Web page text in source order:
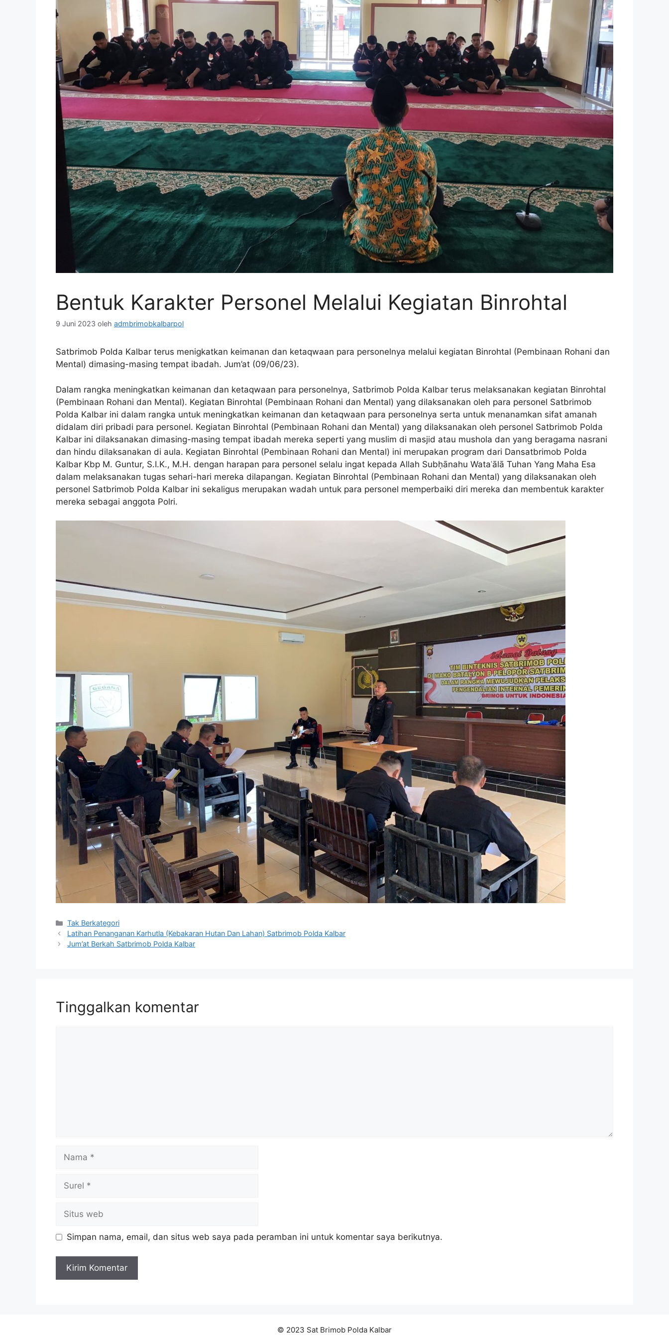
Bentuk Karakter Personel Melalui Kegiatan Binrohtal
9 Juni 2023 oleh admbrimobkalbarpol
Satbrimob Polda Kalbar terus menigkatkan keimanan dan ketaqwaan para personelnya melalui kegiatan Binrohtal (Pembinaan Rohani dan
Mental) dimasing-masing tempat ibadah. Jum’at (09/06/23).
Dalam rangka meningkatkan keimanan dan ketaqwaan para personelnya, Satbrimob Polda Kalbar terus melaksanakan kegiatan Binrohtal
(Pembinaan Rohani dan Mental). Kegiatan Binrohtal (Pembinaan Rohani dan Mental) yang dilaksanakan oleh para personel Satbrimob
Polda Kalbar ini dalam rangka untuk meningkatkan keimanan dan ketaqwaan para personelnya serta untuk menanamkan sifat amanah
didalam diri pribadi para personel. Kegiatan Binrohtal (Pembinaan Rohani dan Mental) yang dilaksanakan oleh personel Satbrimob Polda
Kalbar ini dilaksanakan dimasing-masing tempat ibadah mereka seperti yang muslim di masjid atau mushola dan yang beragama nasrani
dan hindu dilaksanakan di aula. Kegiatan Binrohtal (Pembinaan Rohani dan Mental) ini merupakan program dari Dansatbrimob Polda
Kalbar Kbp M. Guntur, S.I.K., M.H. dengan harapan para personel selalu ingat kepada Allah Subḥānahu Wataʿālā Tuhan Yang Maha Esa
dalam melaksanakan tugas sehari-hari mereka dilapangan. Kegiatan Binrohtal (Pembinaan Rohani dan Mental) yang dilaksanakan oleh
personel Satbrimob Polda Kalbar ini sekaligus merupakan wadah untuk para personel memperbaiki diri mereka dan membentuk karakter
mereka sebagai anggota Polri.
Kategori
Tak Berkategori
Latihan Penanganan Karhutla (Kebakaran Hutan Dan Lahan) Satbrimob Polda Kalbar
Jum’at Berkah Satbrimob Polda Kalbar
Tinggalkan komentar
Nama
Surel
Situs
web
Simpan nama, email, dan situs web saya pada peramban ini untuk komentar saya berikutnya.
© 2023 Sat Brimob Polda Kalbar